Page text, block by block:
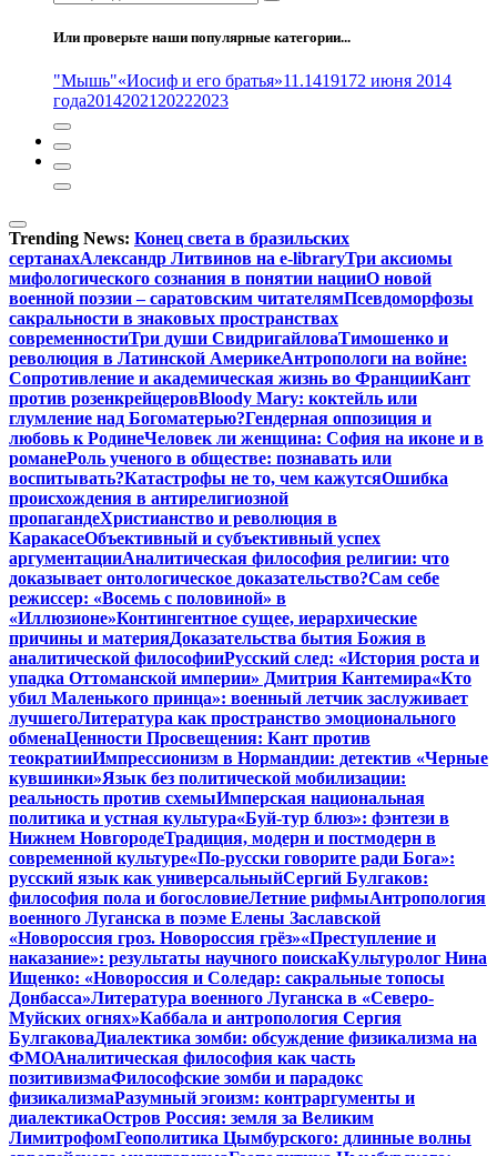
Или проверьте наши популярные категории...
"Мышь"«Иосиф и его братья»11.1419172 июня 2014
года20142021 20222023
Trending News: Конец света в бразильских
сертанахАлександр Литвинов на e-libraryТри аксиомы
мифологического сознания в понятии нацииО новой
военной поэзии – саратовским читателямПсевдоморфозы
сакральности в знаковых пространствах
современностиТри души СвидригайловаТимошенко и
революция в Латинской АмерикеАнтропологи на войне:
Сопротивление и академическая жизнь во ФранцииКант
против розенкрейцеровBloody Mary: коктейль или
глумление над Богоматерью?Гендерная оппозиция и
любовь к РодинеЧеловек ли женщина: София на иконе и в
романеРоль ученого в обществе: познавать или
воспитывать?Катастрофы не то, чем кажутсяОшибка
происхождения в антирелигиозной
пропагандеХристианство и революция в
КаракасеОбъективный и субъективный успех
аргументацииАналитическая философия религии: что
доказывает онтологическое доказательство?Сам себе
режиссер: «Восемь с половиной» в
«Иллюзионе»Контингентное сущее, иерархические
причины и материяДоказательства бытия Божия в
аналитической философииРусский след: «История роста и
упадка Оттоманской империи» Дмитрия Кантемира«Кто
убил Маленького принца»: военный летчик заслуживает
лучшегоЛитература как пространство эмоционального
обменаЦенности Просвещения: Кант против
теократииИмпрессионизм в Нормандии: детектив «Черные
кувшинки»Язык без политической мобилизации:
реальность против схемыИмперская национальная
политика и устная культура«Буй-тур блюз»: фэнтези в
Нижнем НовгородеТрадиция, модерн и постмодерн в
современной культуре«По-русски говорите ради Бога»:
русский язык как универсальныйСергий Булгаков:
философия пола и богословиеЛетние рифмыАнтропология
военного Луганска в поэме Елены Заславской
«Новороссия гроз. Новороссия грёз»«Преступление и
наказание»: результаты научного поискаКультуролог Нина
Ищенко: «Новороссия и Соледар: сакральные топосы
Донбасса»Литература военного Луганска в «Северо-
Муйских огнях»Каббала и антропология Сергия
БулгаковаДиалектика зомби: обсуждение физикализма на
ФМОАналитическая философия как часть
позитивизмаФилософские зомби и парадокс
физикализмаРазумный эгоизм: контраргументы и
диалектикаОстров Россия: земля за Великим
ЛимитрофомГеополитика Цымбурского: длинные волны